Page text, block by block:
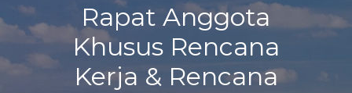
Rapat Anggota
Khusus Rencana
Kerja & Rencana